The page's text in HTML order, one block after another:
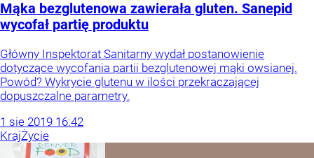
Mąka bezglutenowa zawierała gluten. Sanepid
wycofał partię produktu
Główny Inspektorat Sanitarny wydał postanowienie
dotyczące wycofania partii bezglutenowej mąki owsianej.
Powód? Wykrycie glutenu w ilości przekraczającej
dopuszczalne parametry.
1 sie 2019 16:42
KrajŻycie